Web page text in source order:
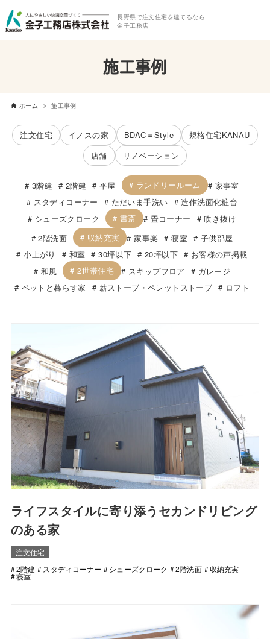
長野県で注文住宅を建てるなら
金子工務店
施工事例
ホーム 施工事例
注文住宅 イノスの家 BDAC＝Style
規格住宅KANAU
店舗
リノベーション
3階建 2階建 平屋 ランドリールーム
家事室
スタディコーナー
ただいま手洗い
造作洗面化粧台
シューズクローク
書斎 畳コーナー
吹き抜け
2階洗面
収納充実 家事楽 寝室
子供部屋
小上がり
和室 30坪以下 20坪以下
お客様の声掲載
和風
2世帯住宅 スキップフロア
ガレージ
ペットと暮らす家
薪ストーブ・ペレットストーブ ロフト
ライフスタイルに寄り添うセカンドリビング
のある家
注文住宅
2階建
スタディコーナー シューズクローク 2階洗面 収納充実
寝室